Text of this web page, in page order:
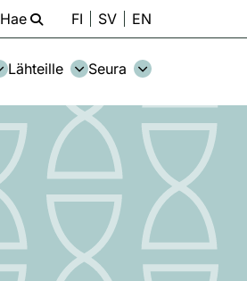
Hae FI SV EN
Lähteille Seura